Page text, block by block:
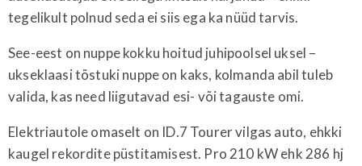
tegelikult polnud seda ei siis ega ka nüüd tarvis.
See-eest on nuppe kokku hoitud juhipoolsel uksel –
ukseklaasi tõstuki nuppe on kaks, kolmanda abil tuleb
valida, kas need liigutavad esi- või tagauste omi.
Elektriautole omaselt on ID.7 Tourer vilgas auto, ehkki
kaugel rekordite püstitamisest. Pro 210 kW ehk 286 hj